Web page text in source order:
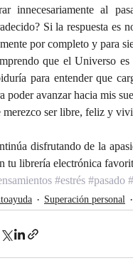
innecesariamente al
Si la respuesta es
por completo y para
que el Universo
para entender que
poder avanzar hacia mis
merezco ser libre, feliz y
disfrutando de la
tu librería electrónica
#estrés #pasado
Superación personal